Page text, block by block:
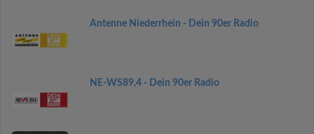
Antenne Niederrhein - Dein 90er Radio
NE-WS89,4 - Dein 90er Radio